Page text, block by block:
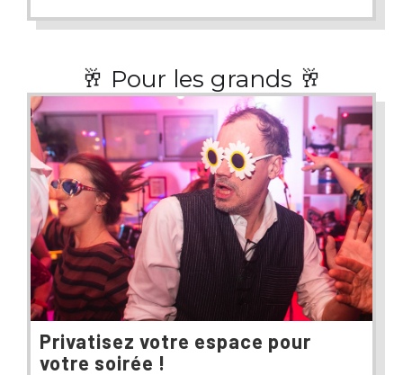
🥂 Pour les grands 🥂
Privatisez votre espace pour
votre soirée !